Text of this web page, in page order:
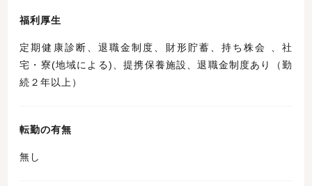
福利厚生
定期健康診断、退職金制度、財形貯蓄、持ち株会 、社
宅・寮(地域による)、提携保養施設、退職金制度あり（勤
続２年以上）
転勤の有無
無し